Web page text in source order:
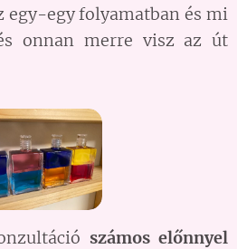
egy-egy folyamatban és mi
onnan merre visz az út
számos előnnyel